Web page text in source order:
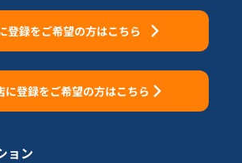
登録をご希望の方はこちら
に登録をご希望の方はこちら
ョン